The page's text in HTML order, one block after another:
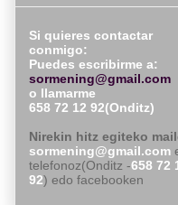
Si quieres contactar
conmigo:
Puedes escribirme a:
sormening@gmail.com
o llamarme
658 72 12 92(Onditz)
Nirekin hitz egiteko
sormening@gmail.com
telefonoz(Onditz -658 72
92) edo facebooken